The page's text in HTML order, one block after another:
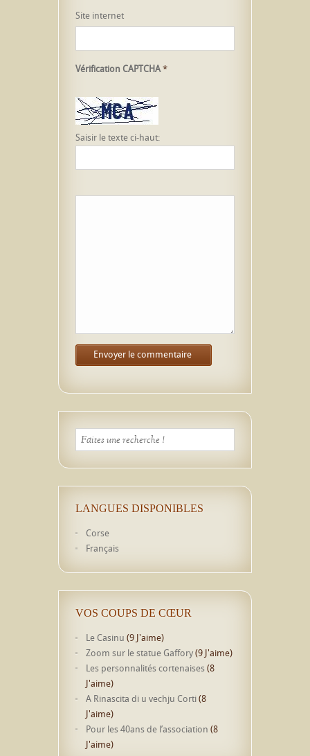
Site internet
Vérification CAPTCHA*
Saisir le texte ci-haut:
LANGUES DISPONIBLES
Corse
Français
VOS COUPS DE CŒUR
Le Casinu (9 J'aime)
Zoom sur le statue Gaffory(9 J'aime)
Les personnalités cortenaises (8
J'aime)
A Rinascita di u vechju Corti(8
J'aime)
Pour les 40ans de l’association (8
J'aime)